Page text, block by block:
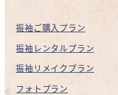
振袖ご購入プラン
振袖レンタルプラン
振袖リメイクプラン
フォトプラン